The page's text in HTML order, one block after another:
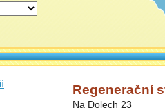
Regenerační
Na Dolech 23